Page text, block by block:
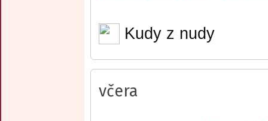
Kudy z nudy
včera